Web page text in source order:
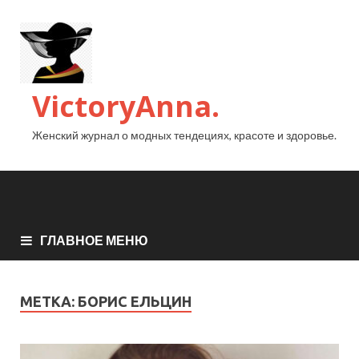
VictoryAnna.
Женский журнал о модных тендециях, красоте и здоровье.
ГЛАВНОЕ МЕНЮ
МЕТКА: БОРИС ЕЛЬЦИН